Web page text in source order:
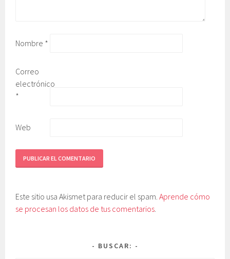
Nombre *
Correo
electrónico
*
Web
Este sitio usa Akismet para reducir el spam.Aprende cómo
se procesan los datos de tus comentarios.
BUSCAR: